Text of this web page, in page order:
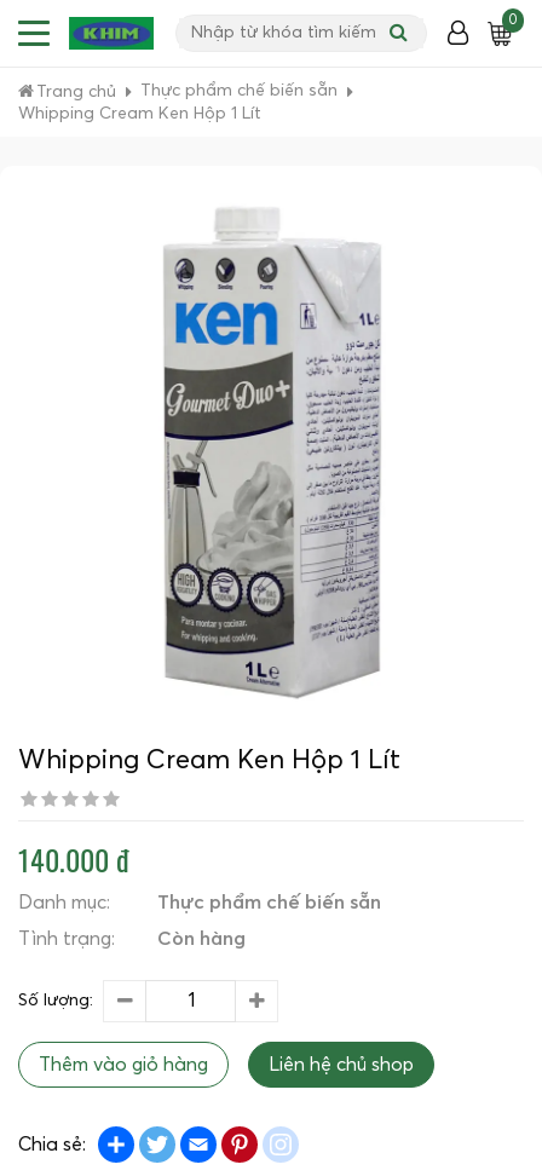
0
Trang chủ
Thực phẩm chế biến sẵn
Whipping Cream Ken Hộp 1 Lít
Whipping Cream Ken Hộp 1 Lít
140.000 đ
Danh mục:
Thực phẩm chế biến sẵn
Tình trạng:
Còn hàng
Số lượng:
Thêm vào giỏ hàng Liên hệ chủ shop
Chia sẻ: Share TwitterEmail Pinterest